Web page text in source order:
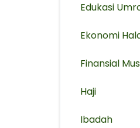
Edukasi
Ekonomi
Finansial
Haji
Ibadah